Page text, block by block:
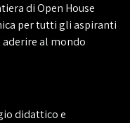
di Open House
per tutti gli aspiranti
aderire al mondo
didattico e